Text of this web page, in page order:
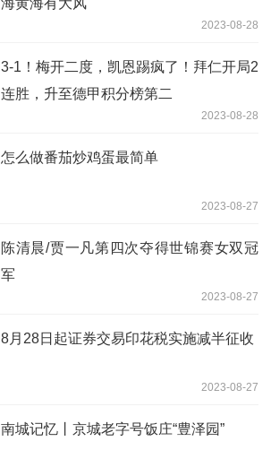
海黄海有大风
2023-08-28
3-1！梅开二度，凯恩踢疯了！拜仁开局2
连胜，升至德甲积分榜第二
2023-08-28
怎么做番茄炒鸡蛋最简单
2023-08-27
陈清晨/贾一凡第四次夺得世锦赛女双冠
军
2023-08-27
8月28日起证券交易印花税实施减半征收
2023-08-27
南城记忆丨京城老字号饭庄“豊泽园”